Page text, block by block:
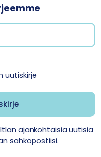
uutiskirje
ajankohtaisia uutisia
sähköpostiisi.